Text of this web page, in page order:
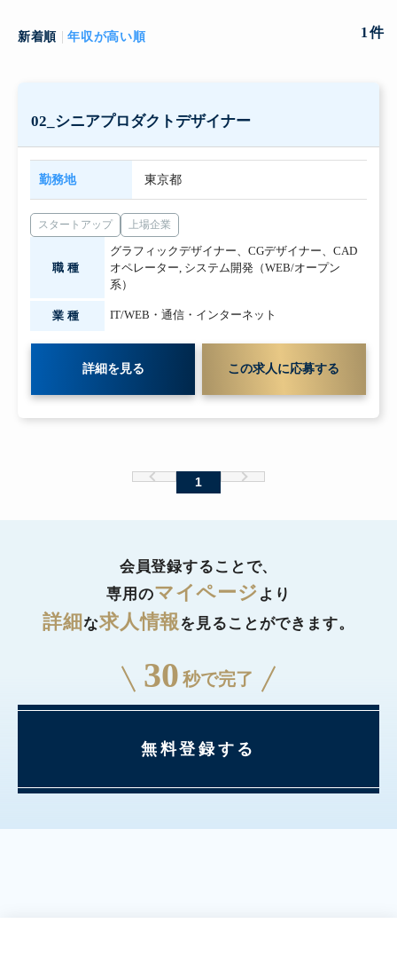
1 件
新着順 年収が高い順
02_シニアプロダクトデザイナー
勤務地 東京都
スタートアップ 上場企業
職種
グラフィックデザイナー、CGデザイナー、CAD
オペレーター, システム開発（WEB/オープン
系）
業種 IT/WEB・通信・インターネット
詳細を見る この求人に応募する
1
会員登録することで、
専用のマイページ より
詳細な求人情報を見ることができます。
30 秒で完了
無料登録する